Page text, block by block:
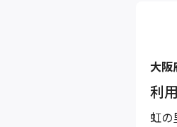
大阪
利
虹の